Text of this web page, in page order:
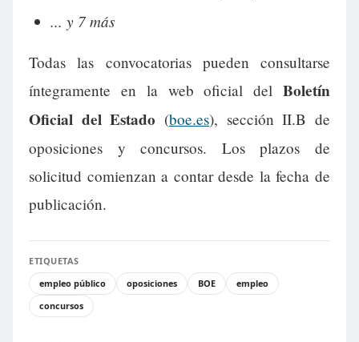
... y 7 más
Todas las convocatorias pueden consultarse
íntegramente en la web oficial del Boletín
Oficial del Estado (boe.es), sección II.B de
oposiciones y concursos. Los plazos de
solicitud comienzan a contar desde la fecha de
publicación.
ETIQUETAS
empleo público
oposiciones BOE
empleo
concursos